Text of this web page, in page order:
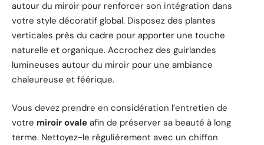
autour du miroir pour renforcer son intégration dans
votre style décoratif global. Disposez des plantes
verticales près du cadre pour apporter une touche
naturelle et organique. Accrochez des guirlandes
lumineuses autour du miroir pour une ambiance
chaleureuse et féérique.
Vous devez prendre en considération l’entretien de
votre miroir ovale afin de préserver sa beauté à long
terme. Nettoyez-le régulièrement avec un chiffon